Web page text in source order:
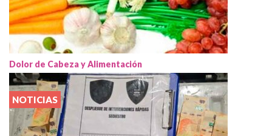
Dolor de Cabeza y Alimentación
NOTICIAS